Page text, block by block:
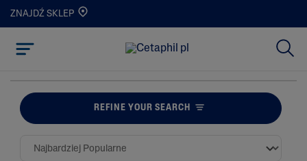
ZNAJDŹ SKLEP
REFINE YOUR SEARCH